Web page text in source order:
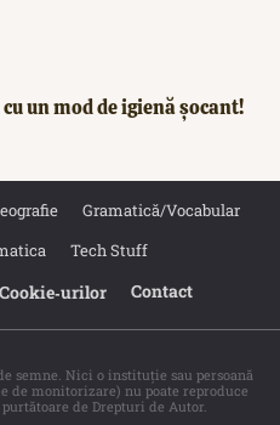
un mod de igienă șocant!
Gramatică/Vocabular
Tech Stuff
Contact
semne. Nici o instituţie sau persoană
monitorizare) nu poate reproduce
de Drepturi de Autor.